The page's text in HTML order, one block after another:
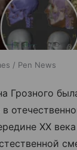
/ Pen News
Грозного
XX